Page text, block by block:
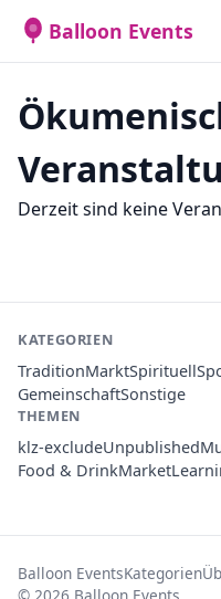
Balloon Events
Derzeit sind keine
KATEGORIEN
TraditionMarktSpirituell
GemeinschaftSonstige
THEMEN
klz-excludeUnpublished
Food & DrinkMarket
Balloon EventsKategorien